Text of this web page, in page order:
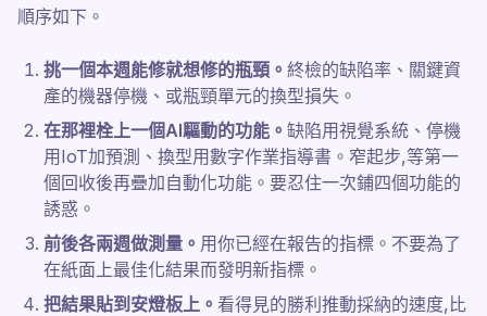
順序如下。
挑一個本週能修就想修的瓶頸。 終檢的缺陷率、關鍵資
產的機器停機、或瓶頸單元的換型損失。
在那裡栓上一個AI驅動的功能。 缺陷用視覺系統、停機
用IoT加預測、換型用數字作業指導書。窄起步,等第一
個回收後再疊加自動化功能。要忍住一次鋪四個功能的
誘惑。
前後各兩週做測量。 用你已經在報告的指標。不要為了
在紙面上最佳化結果而發明新指標。
把結果貼到安燈板上。 看得見的勝利推動採納的速度,比